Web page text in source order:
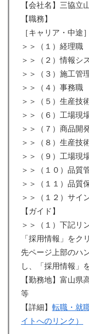
【会社名】三協立
【職務】
［キャリア・中途］
＞＞（１）経理職
＞＞（２）情報シ
＞＞（３）施工管
＞＞（４）事務職
＞＞（５）生産技
＞＞（６）工場現
＞＞（７）商品開
＞＞（８）生産技
＞＞（９）工場現
＞＞（１０）品質
＞＞（１１）品質
＞＞（１２）サイ
【ガイド】
＞＞（１）下記リ
「採用情報」をク
先ページ上部のハ
し、「採用情報」
【勤務地】富山県
等
【詳細】 転職・就
イトへのリンク）